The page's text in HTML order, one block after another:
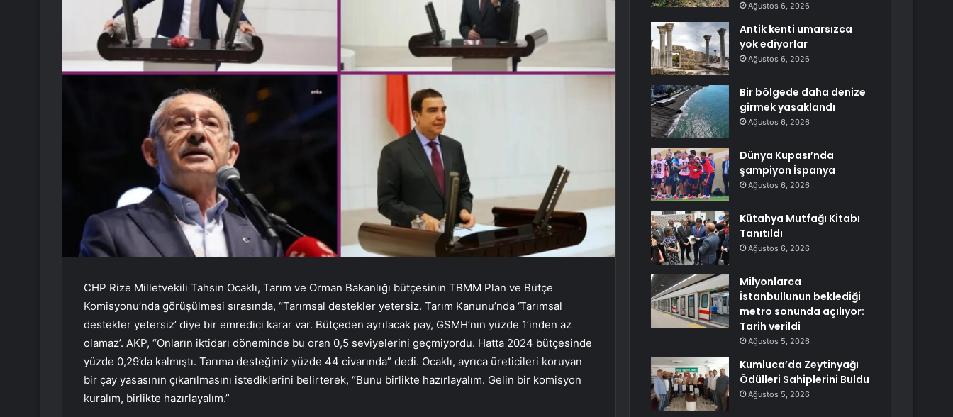
CHP Rize Milletvekili Tahsin Ocaklı, Tarım ve Orman Bakanlığı bütçesinin TBMM Plan ve Bütçe
Komisyonu’nda görüşülmesi sırasında, “Tarımsal destekler yetersiz. Tarım Kanunu’nda ‘Tarımsal
destekler yetersiz’ diye bir emredici karar var. Bütçeden ayrılacak pay, GSMH’nın yüzde 1’inden az
olamaz’. AKP, “Onların iktidarı döneminde bu oran 0,5 seviyelerini geçmiyordu. Hatta 2024 bütçesinde
yüzde 0,29’da kalmıştı. Tarıma desteğiniz yüzde 44 civarında” dedi. Ocaklı, ayrıca üreticileri koruyan
bir çay yasasının çıkarılmasını istediklerini belirterek, “Bunu birlikte hazırlayalım. Gelin bir komisyon
kuralım, birlikte hazırlayalım.”
Ağustos 6, 2026
Antik kenti umarsızca
yok ediyorlar
Ağustos 6, 2026
Bir bölgede daha denize
girmek yasaklandı
Ağustos 6, 2026
Dünya Kupası’nda
şampiyon İspanya
Ağustos 6, 2026
Kütahya Mutfağı Kitabı
Tanıtıldı
Ağustos 6, 2026
Milyonlarca
İstanbullunun beklediği
metro sonunda açılıyor:
Tarih verildi
Ağustos 5, 2026
Kumluca’da Zeytinyağı
Ödülleri Sahiplerini Buldu
Ağustos 5, 2026